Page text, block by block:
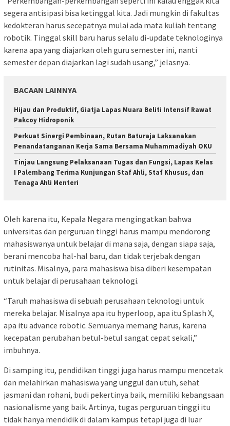
segera antisipasi bisa ketinggal kita. Jadi mungkin di fakultas
kedokteran harus secepatnya mulai ada mata kuliah tentang
robotik. Tinggal skill baru harus selalu di-update teknologinya
karena apa yang diajarkan oleh guru semester ini, nanti
semester depan diajarkan lagi sudah usang,” jelasnya.
BACAAN LAINNYA
Hijau dan Produktif, Giatja Lapas Muara Beliti Intensif Rawat
Pakcoy Hidroponik
Perkuat Sinergi Pembinaan, Rutan Baturaja Laksanakan
Penandatanganan Kerja Sama Bersama Muhammadiyah OKU
Tinjau Langsung Pelaksanaan Tugas dan Fungsi, Lapas Kelas
I Palembang Terima Kunjungan Staf Ahli, Staf Khusus, dan
Tenaga Ahli Menteri
Oleh karena itu, Kepala Negara mengingatkan bahwa
universitas dan perguruan tinggi harus mampu mendorong
mahasiswanya untuk belajar di mana saja, dengan siapa saja,
berani mencoba hal-hal baru, dan tidak terjebak dengan
rutinitas. Misalnya, para mahasiswa bisa diberi kesempatan
untuk belajar di perusahaan teknologi.
“Taruh mahasiswa di sebuah perusahaan teknologi untuk
mereka belajar. Misalnya apa itu hyperloop, apa itu Splash X,
apa itu advance robotic. Semuanya memang harus, karena
kecepatan perubahan betul-betul sangat cepat sekali,”
imbuhnya.
Di samping itu, pendidikan tinggi juga harus mampu mencetak
dan melahirkan mahasiswa yang unggul dan utuh, sehat
jasmani dan rohani, budi pekertinya baik, memiliki kebangsaan
nasionalisme yang baik. Artinya, tugas perguruan tinggi itu
tidak hanya mendidik di dalam kampus tetapi juga di luar